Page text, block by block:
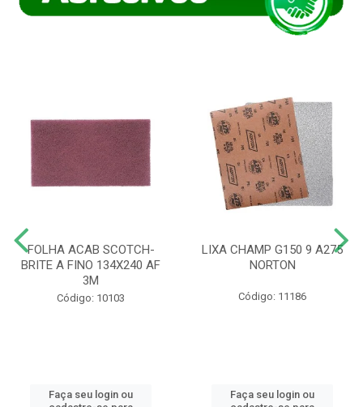
FOLHA ACAB SCOTCH-
BRITE A FINO 134X240 AF
3M
Código: 10103
Faça seu login ou
LIXA CHAMP G150 9 A275
NORTON
Código: 11186
Faça seu login ou